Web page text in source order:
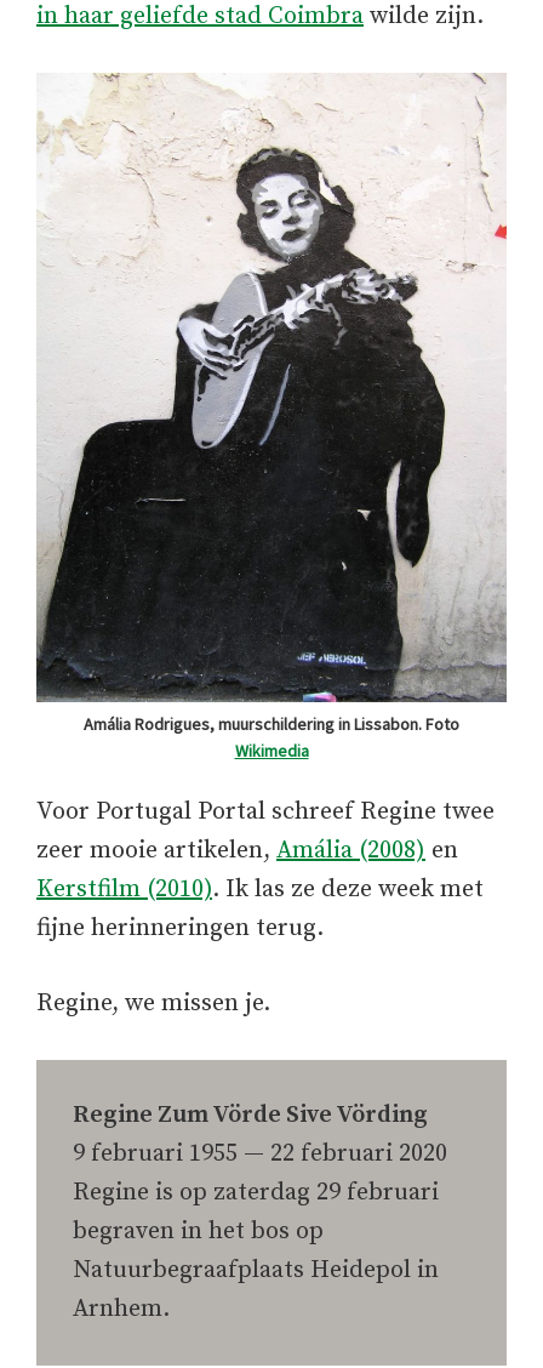
in haar geliefde stad Coimbra wilde zijn.
Amália Rodrigues, muurschildering in Lissabon. Foto
Wikimedia
Voor Portugal Portal schreef Regine twee
zeer mooie artikelen, Amália (2008) en
Kerstfilm (2010). Ik las ze deze week met
fijne herinneringen terug.
Regine, we missen je.
Regine Zum Vörde Sive Vörding
9 februari 1955 — 22 februari 2020
Regine is op zaterdag 29 februari
begraven in het bos op
Natuurbegraafplaats Heidepol in
Arnhem.